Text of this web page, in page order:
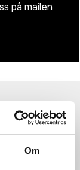
Om
på mailen
Recensioner (954st)
cykeljacka
i våta